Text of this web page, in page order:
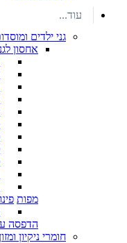
עוד...
גני ילדים
אחסון
מפות
הדפסה
חומרי ניקיון